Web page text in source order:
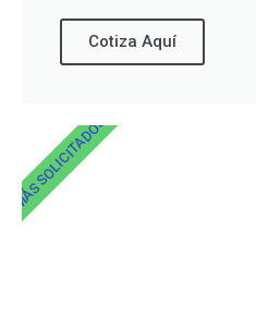
Cotiza Aquí
MÁS SOLICITADOS